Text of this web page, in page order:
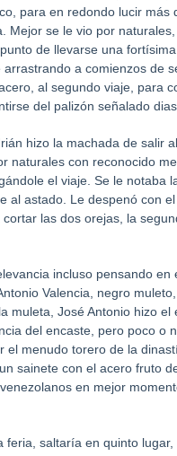
para en redondo lucir más
Mejor se le vio por
de llevarse una
a comienzos de
al segundo viaje, para
del palizón señalado dias
hizo la machada de salir
naturales con reconocido
el viaje. Se le notaba
al astado. Le despenó con
las dos orejas, la
incluso pensando en
Valencia, negro
muleta, José Antonio hizo el
del encaste, pero poco o
menudo torero de la
sainete con el acero fruto
en mejor
feria, saltaría en quinto lugar,